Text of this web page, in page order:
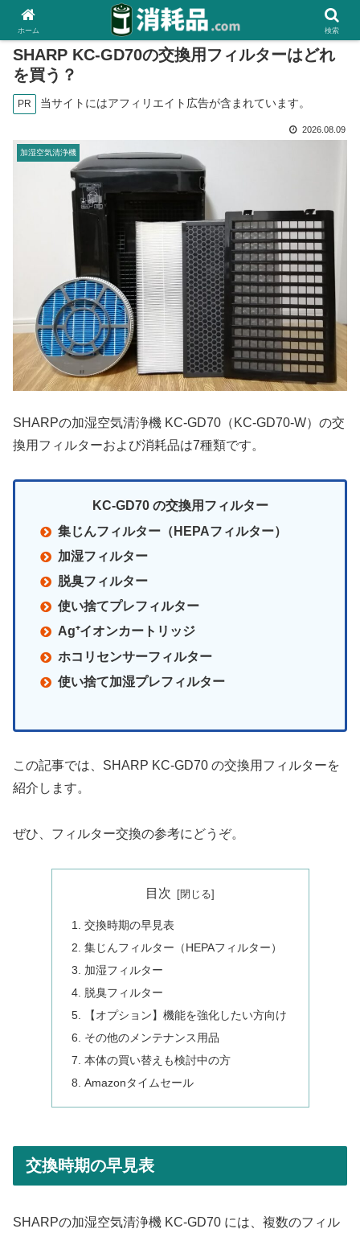
SHARP KC-GD70の交換用フィルターはどれ
を買う？
PR 当サイトにはアフィリエイト広告が含まれています。
2026.08.09
加湿空気清浄機
SHARPの加湿空気清浄機 KC-GD70（KC-GD70-W）の交
換用フィルターおよび消耗品は7種類です。
KC-GD70 の交換用フィルター
集じんフィルター（HEPAフィルター）
加湿フィルター
脱臭フィルター
使い捨てプレフィルター
Ag⁺イオンカートリッジ
ホコリセンサーフィルター
使い捨て加湿プレフィルター
この記事では、SHARP KC-GD70 の交換用フィルターを
紹介します。
ぜひ、フィルター交換の参考にどうぞ。
目次
交換時期の早見表
集じんフィルター（HEPAフィルター）
加湿フィルター
脱臭フィルター
【オプション】機能を強化したい方向け
その他のメンテナンス用品
本体の買い替えも検討中の方
Amazonタイムセール
交換時期の早見表
SHARPの加湿空気清浄機 KC-GD70 には、複数のフィル
ホーム 検索